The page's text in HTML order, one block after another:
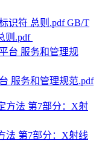
GB/T
则.pdf
服务和管理规范.pdf
法 第7部分：X射线